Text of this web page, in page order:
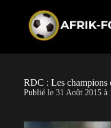
RDC : Les champions
Publié le 31 Août 2015 à